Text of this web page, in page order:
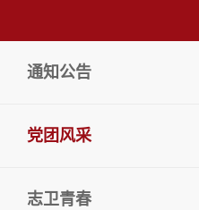
通知公告
党团风采
志卫青春